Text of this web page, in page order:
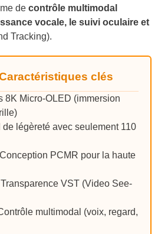
decontrôle multimodal
vocale, le suivi oculaire et
Tracking).
clés
8K Micro-OLED (immersion
de légèreté avec seulement 110
Conception PCMR pour la haute
Transparence VST (Video See-
multimodal (voix, regard,